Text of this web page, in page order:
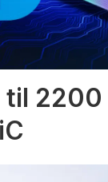
til 2200